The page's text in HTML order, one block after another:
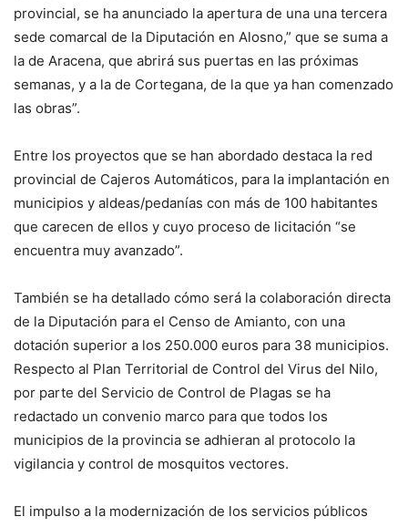
provincial, se ha anunciado la apertura de una una tercera
sede comarcal de la Diputación en Alosno,” que se suma a
la de Aracena, que abrirá sus puertas en las próximas
semanas, y a la de Cortegana, de la que ya han comenzado
las obras”.
Entre los proyectos que se han abordado destaca la red
provincial de Cajeros Automáticos, para la implantación en
municipios y aldeas/pedanías con más de 100 habitantes
que carecen de ellos y cuyo proceso de licitación “se
encuentra muy avanzado”.
También se ha detallado cómo será la colaboración directa
de la Diputación para el Censo de Amianto, con una
dotación superior a los 250.000 euros para 38 municipios.
Respecto al Plan Territorial de Control del Virus del Nilo,
por parte del Servicio de Control de Plagas se ha
redactado un convenio marco para que todos los
municipios de la provincia se adhieran al protocolo la
vigilancia y control de mosquitos vectores.
El impulso a la modernización de los servicios públicos